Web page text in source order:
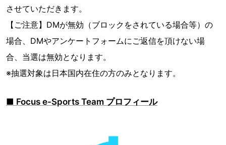
させていただきます。
【ご注意】DMが無効（ブロックをされている場合等）の
場合、DMやアンケートフォームにご返信を頂けない場
合、当選は無効となります。
※抽選対象は日本国内在住の方のみとなります。
■ Focus e-Sports Team プロフィール